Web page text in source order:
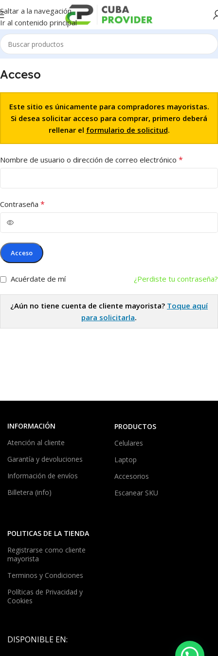
Saltar a la navegación
Ir al contenido principal
Acceso
Este sitio es únicamente para compradores mayoristas.
Si desea solicitar acceso para comprar, primero deberá
rellenar el formulario de solicitud.
Nombre de usuario o dirección de correo electrónico *
Contraseña *
Acceso
¿Perdiste tu contraseña?
Acuérdate de mí
¿Aún no tiene cuenta de cliente mayorista? Toque aquí
para solicitarla.
INFORMACIÓN
Atención al cliente
Garantía y devoluciones
Información de envíos
Billetera (info)
PRODUCTOS
Celulares
Laptop
Accesorios
Escanear SKU
POLITICAS DE LA TIENDA
Registrarse como cliente
mayorista
Terminos y Condiciones
Políticas de Privacidad y
Cookies
DISPONIBLE EN: